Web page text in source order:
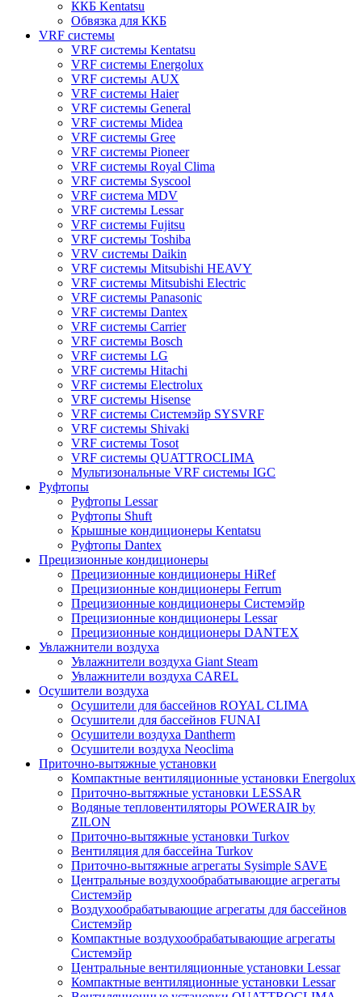
ККБ Kentatsu
Обвязка для ККБ
VRF системы
VRF системы Kentatsu
VRF системы Energolux
VRF системы AUX
VRF системы Haier
VRF системы General
VRF системы Midea
VRF системы Gree
VRF системы Pioneer
VRF системы Royal Clima
VRF системы Syscool
VRF система MDV
VRF системы Lessar
VRF системы Fujitsu
VRF системы Toshiba
VRV системы Daikin
VRF системы Mitsubishi HEAVY
VRF системы Mitsubishi Electric
VRF системы Panasonic
VRF системы Dantex
VRF системы Carrier
VRF системы Bosch
VRF системы LG
VRF системы Hitachi
VRF системы Electrolux
VRF системы Hisense
VRF системы Системэйр SYSVRF
VRF системы Shivaki
VRF системы Tosot
VRF системы QUATTROCLIMA
Мультизональные VRF системы IGC
Руфтопы
Руфтопы Lessar
Руфтопы Shuft
Крышные кондиционеры Kentatsu
Руфтопы Dantex
Прецизионные кондиционеры
Прецизионные кондиционеры HiRef
Прецизионные кондиционеры Ferrum
Прецизионные кондиционеры Системэйр
Прецизионные кондиционеры Lessar
Прецизионные кондиционеры DANTEX
Увлажнители воздуха
Увлажнители воздуха Giant Steam
Увлажнители воздуха CAREL
Осушители воздуха
Осушители для бассейнов ROYAL CLIMA
Осушители для бассейнов FUNAI
Осушители воздуха Dantherm
Осушители воздуха Neoclima
Приточно-вытяжные установки
Компактные вентиляционные установки Energolux
Приточно-вытяжные установки LESSAR
Водяные тепловентиляторы POWERAIR by
ZILON
Приточно-вытяжные установки Turkov
Вентиляция для бассейна Turkov
Приточно-вытяжные агрегаты Sysimple SAVE
Центральные воздухообрабатывающие агрегаты
Системэйр
Воздухообрабатывающие агрегаты для бассейнов
Системэйр
Компактные воздухообрабатывающие агрегаты
Системэйр
Центральные вентиляционные установки Lessar
Компактные вентиляционные установки Lessar